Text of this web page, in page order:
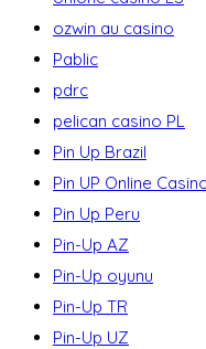
ozwin au casino
Pablic
pdrc
pelican casino PL
Pin Up Brazil
Pin UP Online
Pin Up Peru
Pin-Up AZ
Pin-Up oyunu
Pin-Up TR
Pin-Up UZ